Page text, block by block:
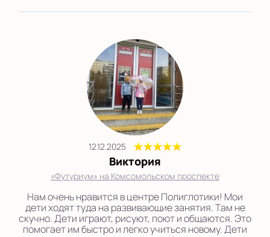
12.12.2025
Виктория
«Футуриум» на Комсомольском проспекте
Нам очень нравится в центре Полиглотики! Мои
дети ходят туда на развивающие занятия. Там не
скучно. Дети играют, рисуют, поют и общаются. Это
помогает им быстро и легко учиться новому. Дети